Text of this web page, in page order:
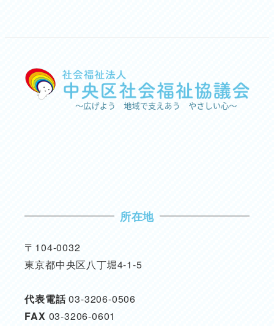
所在地
〒104-0032
東京都中央区八丁堀4-1-5
代表電話03-3206-0506
FAX 03-3206-0601